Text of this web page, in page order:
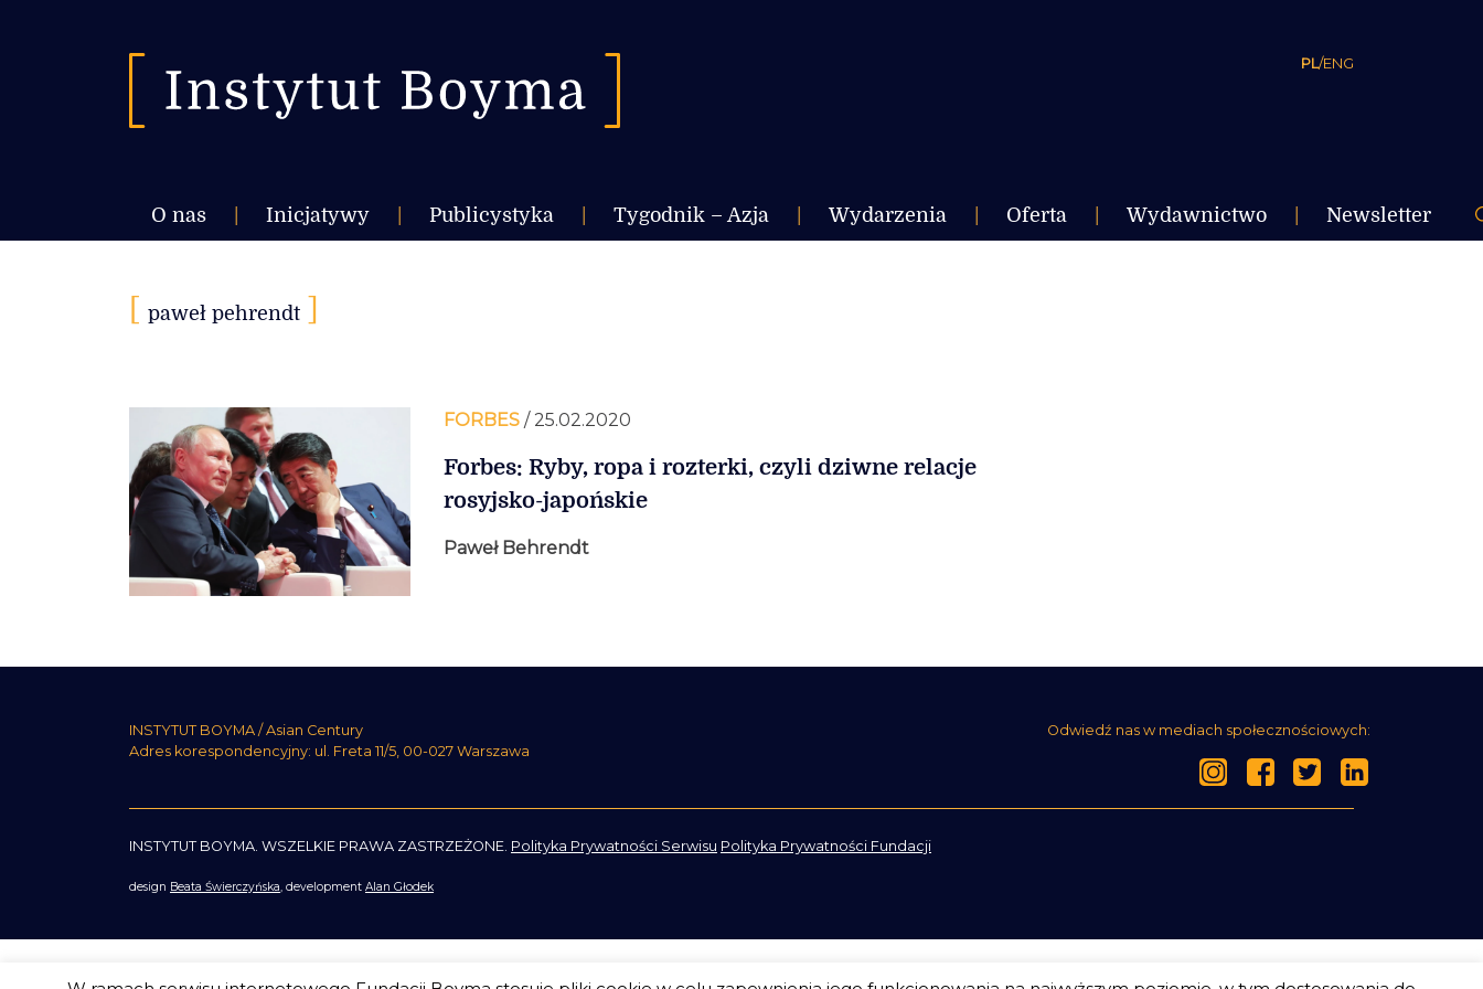
PL/ENG
O nas Inicjatywy Publicystyka Tygodnik – Azja Wydarzenia Oferta Wydawnictwo Newsletter
paweł pehrendt
FORBES / 25.02.2020
Forbes: Ryby, ropa i rozterki, czyli dziwne relacje
rosyjsko-japońskie
Paweł Behrendt
INSTYTUT BOYMA / Asian Century
Adres korespondencyjny: ul. Freta 11/5, 00-027 Warszawa
Odwiedź nas w mediach społecznościowych:
INSTYTUT BOYMA. WSZELKIE PRAWA ZASTRZEŻONE. Polityka Prywatności Serwisu Polityka Prywatności Fundacji
design Beata Świerczyńska , development Alan Głodek